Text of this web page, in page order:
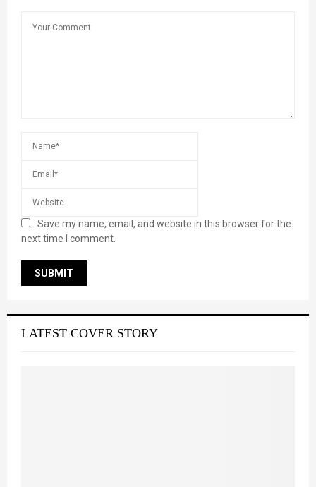
Save my name, email, and website in this browser for the
next time I comment.
LATEST COVER STORY